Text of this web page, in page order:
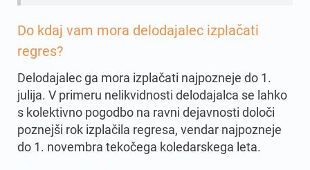
Do kdaj vam mora delodajalec izplačati
regres?
Delodajalec ga mora izplačati najpozneje do 1.
julija. V primeru nelikvidnosti delodajalca se lahko
s kolektivno pogodbo na ravni dejavnosti določi
poznejši rok izplačila regresa, vendar najpozneje
do 1. novembra tekočega koledarskega leta.